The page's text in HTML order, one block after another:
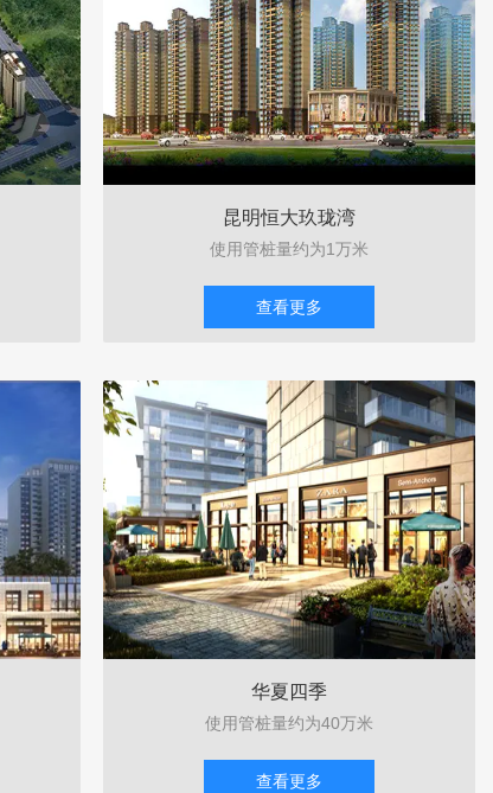
昆明恒大玖珑湾
使用管桩量约为1万米
查看更多
华夏四季
使用管桩量约为40万米
查看更多